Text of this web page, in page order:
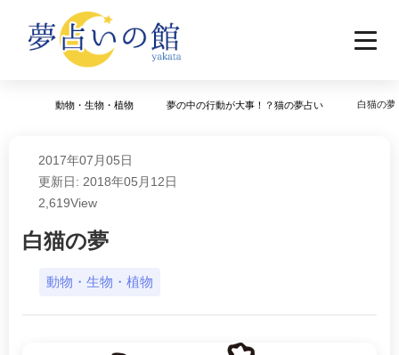
動物・生物・植物 夢の中の行動が大事！？猫の夢占い 白猫の夢
2017年07月05日
更新日: 2018年05月12日
2,619View
白猫の夢
動物・生物・植物